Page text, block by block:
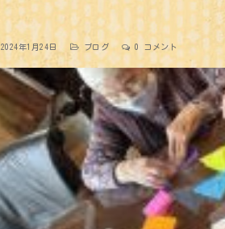
2024年1月24日 ブログ 0 コメント